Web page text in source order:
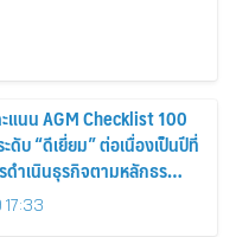
แนน AGM Checklist 100
ดับ “ดีเยี่ยม” ต่อเนื่องเป็นปีที่
ดำเนินธุรกิจตามหลักธร
งใส สร้างความเชื่อมั่นผู้ถือ
17:33